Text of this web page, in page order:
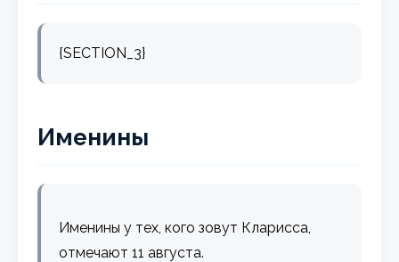
{SECTION_3}
Именины
Именины у тех, кого зовут Кларисса,
отмечают 11 августа.